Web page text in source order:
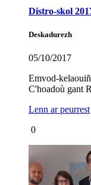
Distro-skol
Deskadurezh
05/10/2017
Emvod-
C'hoadoù gant
Lenn ar peurrest
0